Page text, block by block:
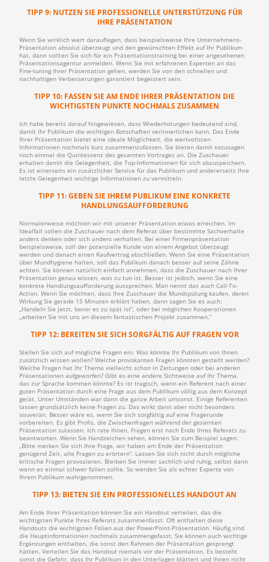
TIPP 9: NUTZEN SIE PROFESSIONELLE UNTERSTÜTZUNG FÜR
IHRE PRÄSENTATION
Wenn Sie wirklich wert darauflegen, dass beispielsweise Ihre Unternehmens-
Präsentation absolut überzeugt und den gewünschten Effekt auf Ihr Publikum
hat, dann sollten Sie sich für ein Präsentationstraining bei einer angesehenen
Präsentationsagentur anmelden. Wenn Sie mit erfahrenen Experten an das
Fine-tuning Ihrer Präsentation gehen, werden Sie von den schnellen und
nachhaltigen Verbesserungen garantiert begeistert sein.
TIPP 10: FASSEN SIE AM ENDE IHRER PRÄSENTATION DIE
WICHTIGSTEN PUNKTE NOCHMALS ZUSAMMEN
Ich habe bereits darauf hingewiesen, dass Wiederholungen bedeutend sind,
damit Ihr Publikum die wichtigen Botschaften verinnerlichen kann. Das Ende
Ihrer Präsentation bietet eine ideale Möglichkeit, die wertvollsten
Informationen nochmals kurz zusammenzufassen. Sie bieten damit sozusagen
noch einmal die Quintessenz des gesamten Vortrages an. Die Zuschauer
erhalten damit die Gelegenheit, die Top-Informationen für sich abzuspeichern.
Es ist einerseits ein zusätzlicher Service für das Publikum und andererseits Ihre
letzte Gelegenheit wichtige Informationen zu vermitteln.
TIPP 11: GEBEN SIE IHREM PUBLIKUM EINE KONKRETE
HANDLUNGSAUFFORDERUNG
Normalerweise möchten wir mit unserer Präsentation etwas erreichen. Im
Idealfall sollen die Zuschauer nach dem Referat über bestimmte Sachverhalte
anders denken oder sich anders verhalten. Bei einer Firmenpräsentation
beispielsweise, soll der potenzielle Kunde von einem Angebot überzeugt
werden und danach einen Kaufvertrag abschließen. Wenn Sie eine Präsentation
über Mundhygiene halten, soll das Publikum danach besser auf seine Zähne
achten. Sie können natürlich einfach annehmen, dass die Zuschauer nach Ihrer
Präsentation genau wissen, was zu tun ist. Besser ist jedoch, wenn Sie eine
konkrete Handlungsaufforderung aussprechen. Man nennt das auch Call-To-
Action. Wenn Sie möchten, dass Ihre Zuschauer die Mundspülung kaufen, deren
Wirkung Sie gerade 15 Minuten erklärt haben, dann sagen Sie es auch:
„Handeln Sie jetzt, bevor es zu spät ist“, oder bei möglichen Kooperationen
„arbeiten Sie mit uns an diesem fantastischen Projekt zusammen.“
TIPP 12: BEREITEN SIE SICH SORGFÄLTIG AUF FRAGEN VOR
Stellen Sie sich auf mögliche Fragen ein. Was könnte Ihr Publikum von Ihnen
zusätzlich wissen wollen? Welche provokanten Fragen könnten gestellt werden?
Welche Fragen hat Ihr Thema vielleicht schon in Zeitungen oder bei anderen
Präsentationen aufgeworfen? Gibt es eine andere Sichtweise auf Ihr Thema,
das zur Sprache kommen könnte? Es ist tragisch, wenn ein Referent nach einer
guten Präsentation durch eine Frage aus dem Publikum völlig aus dem Konzept
gerät. Unter Umständen war dann die ganze Arbeit umsonst. Einige Referenten
lassen grundsätzlich keine Fragen zu. Das wirkt dann aber nicht besonders
souverän. Besser wäre es, wenn Sie sich sorgfältig auf eine Fragerunde
vorbereiten. Es gibt Profis, die Zwischenfragen während der gesamten
Präsentation zulassen. Ich rate Ihnen, Fragen erst nach Ende Ihres Referats zu
beantworten. Wenn Sie Handzeichen sehen, können Sie zum Beispiel sagen:
„Bitte merken Sie sich Ihre Frage, wir haben am Ende der Präsentation
genügend Zeit, alle Fragen zu erörtern“. Lassen Sie sich nicht durch mögliche
kritische Fragen provozieren. Bleiben Sie immer sachlich und ruhig, selbst dann
wenn es einmal schwer fallen sollte. So werden Sie als echter Experte von
Ihrem Publikum wahrgenommen.
TIPP 13: BIETEN SIE EIN PROFESSIONELLES HANDOUT AN
Am Ende Ihrer Präsentation können Sie ein Handout verteilen, das die
wichtigsten Punkte Ihres Referats zusammenfasst. Oft enthalten diese
Handouts die wichtigsten Folien aus der PowerPoint-Präsentation. Häufig sind
die Hauptinformationen nochmals zusammengefasst. Sie können auch wichtige
Ergänzungen enthalten, die sonst den Rahmen der Präsentation gesprengt
hätten. Verteilen Sie das Handout niemals vor der Präsentation. Es besteht
sonst die Gefahr, dass Ihr Publikum in den Unterlagen blättert und Ihnen nicht